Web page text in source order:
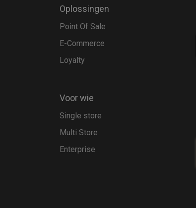
Oplossingen
Point Of Sale
E-Commerce
Loyalty
Voor wie
Single store
Multi Store
Enterprise